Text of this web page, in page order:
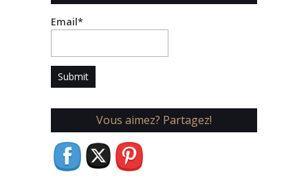
Email*
Vous aimez? Partagez!